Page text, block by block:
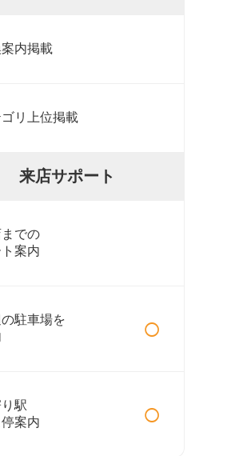
内掲載
ゴリ上位掲載
来店サポート
での
案内
駐車場を
○
駅
案内
○